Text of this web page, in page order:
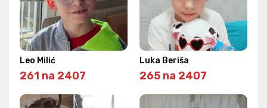
Leo Milić
261 na 2407
Luka Beriša
265 na 2407